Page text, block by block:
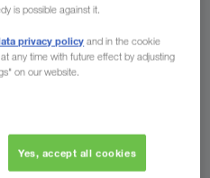
is possible against it.
privacy policy and in the cookie
any time with future effect by adjusting
on our website.
Yes, accept all cookies